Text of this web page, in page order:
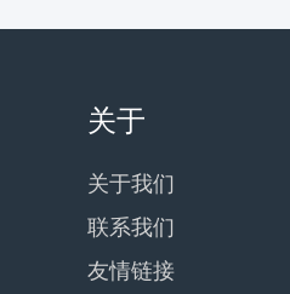
关于
关于我们
联系我们
友情链接